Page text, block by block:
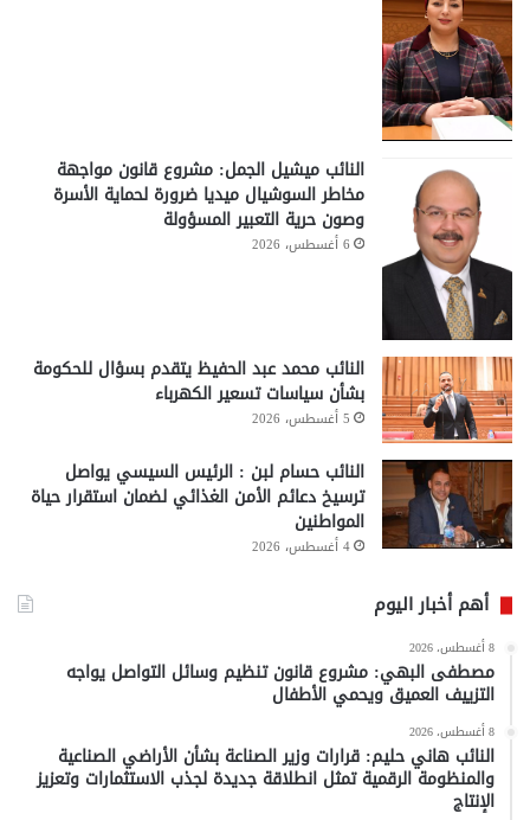
النائب ميشيل الجمل: مشروع قانون مواجهة
مخاطر السوشيال ميديا ضرورة لحماية الأسرة
وصون حرية التعبير المسؤولة
6 أغسطس، 2026
النائب محمد عبد الحفيظ يتقدم بسؤال للحكومة
بشأن سياسات تسعير الكهرباء
5 أغسطس، 2026
النائب حسام لبن : الرئيس السيسي يواصل
ترسيخ دعائم الأمن الغذائي لضمان استقرار حياة
المواطنين
4 أغسطس، 2026
أهم أخبار اليوم
8 أغسطس، 2026
مصطفى البهي: مشروع قانون تنظيم وسائل التواصل يواجه
التزييف العميق ويحمي الأطفال
8 أغسطس، 2026
النائب هاني حليم: قرارات وزير الصناعة بشأن الأراضي الصناعية
والمنظومة الرقمية تمثل انطلاقة جديدة لجذب الاستثمارات وتعزيز
الإنتاج